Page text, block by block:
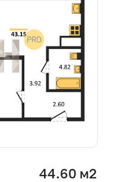
44.60 м2